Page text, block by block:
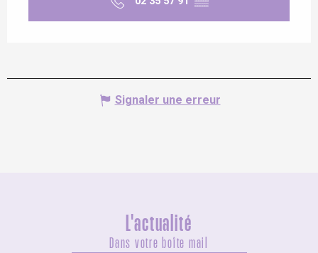
Signaler une erreur
L'actualité
Dans votre boîte mail